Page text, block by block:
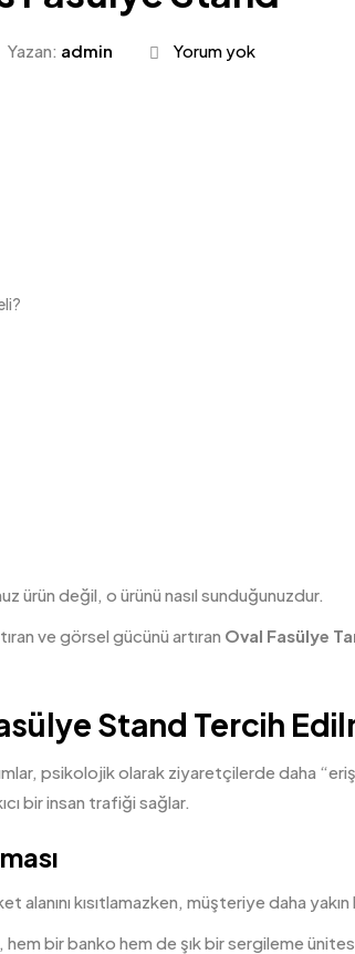
Yazan: admin Yorum yok
ürün değil, o ürünü nasıl sunduğunuzdur.
ve görsel gücünü artıran Oval Fasülye
Stand Tercih
psikolojik olarak ziyaretçilerde daha
bir insan trafiği sağlar.
kısıtlamazken, müşteriye daha
hem bir banko hem de şık bir sergileme